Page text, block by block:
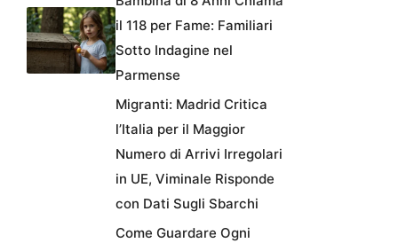
il 118 per Fame: Familiari
Sotto Indagine nel
Parmense
Migranti: Madrid Critica
l’Italia per il Maggior
Numero di Arrivi Irregolari
in UE, Viminale Risponde
con Dati Sugli Sbarchi
Come Guardare Ogni